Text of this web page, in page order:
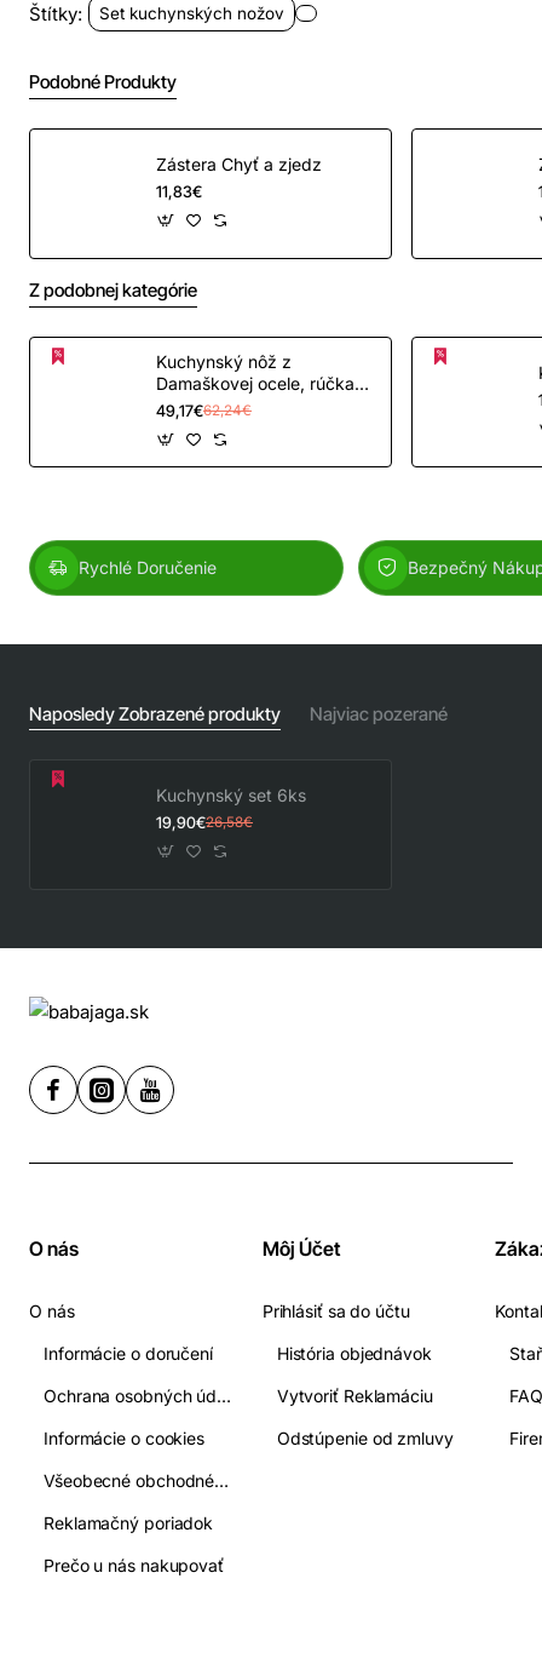
Rúčka: PVC
Hrúbka noža:1,0mm,
Štítky: Set kuchynských nožov
Podobné Produkty
Zástera Chyť a zjedz
11,83€
Z podobnej kategórie
Kuchynský nôž z
Damaškovej ocele, rúčka
farbené drevo
49,17€62,24€
Rychlé Doručenie Bezpečný
Naposledy Zobrazené produkty Najviac pozerané
Kuchynský set 6ks
19,90€26,58€
O nás
O nás
Informácie o doručení
Ochrana osobných údajov
Informácie o cookies
Všeobecné obchodné podmienky
Reklamačný poriadok
Prečo u nás nakupovať
Môj Účet
Prihlásiť sa do účtu
História objednávok
Vytvoriť Reklamáciu
Odstúpenie od zmluvy